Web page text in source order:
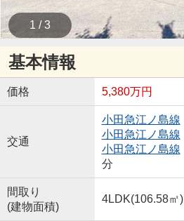
1 / 3
基本情報
価格 5,380万円
交通
小田急江ノ島線
小田急江ノ島線
小田急江ノ島線
分
間取り
(建物面積)
4LDK(106.58㎡)